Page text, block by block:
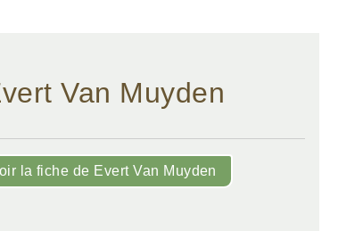
Van Muyden
la fiche de Evert Van Muyden